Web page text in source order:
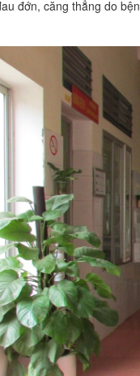
đớn, căng thẳng do